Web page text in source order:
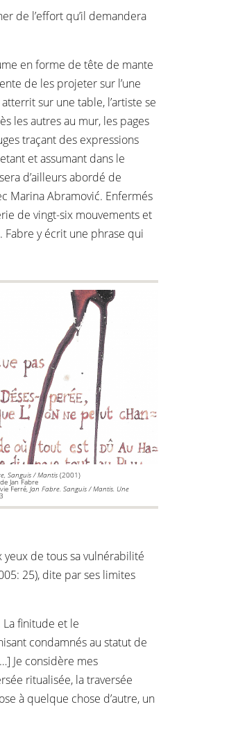
de l’effort qu’il demandera
en forme de tête de mante
de les projeter sur l’une
sur une table, l’artiste se
les autres au mur, les pages
traçant des expressions
et assumant dans le
d’ailleurs abordé de
Marina Abramović. Enfermés
de vingt-six mouvements et
y écrit une phrase qui
Sanguis / Mantis(2001)
Jan Fabre
Ferré, Jan Fabre. Sanguis / Mantis. Une
yeux de tous sa vulnérabilité
25), dite par ses limites
finitude et le
condamnés au statut de
Je considère mes
ritualisée, la traversée
à quelque chose d’autre, un